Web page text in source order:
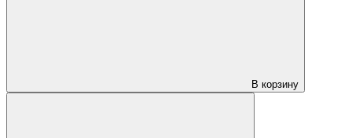
В корзину